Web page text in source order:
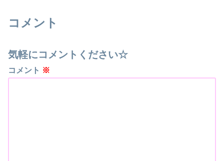
コメント
気軽にコメントください☆
コメント ※